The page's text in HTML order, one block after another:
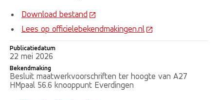
Download bestand
Lees op officielebekendmakingen.nl
Publicatiedatum
22 mei 2026
Bekendmaking
Besluit maatwerkvoorschriften ter hoogte van A27
HMpaal 56.6 knooppunt Everdingen